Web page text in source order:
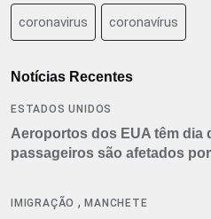
coronavirus coronavírus
Notícias Recentes
ESTADOS UNIDOS
Aeroportos dos EUA têm dia
passageiros são afetados
IMIGRAÇÃO ,MANCHETE